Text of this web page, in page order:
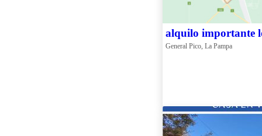
alquilo importante
General Pico, La Pampa